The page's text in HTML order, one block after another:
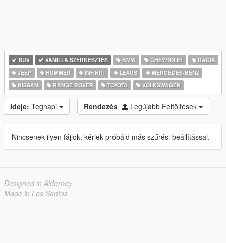
SUV VANILLA SZERKESZTÉS BMW CHEVROLET
DACIA
JEEP
HUMMER INFINITI LEXUS
MERCEDES-BENZ
NISSAN
RANGE ROVER TOYOTA VOLKSWAGEN
Ideje: Tegnapi Rendezés Legújabb Feltöltések
Nincsenek ilyen fájlok, kérlek próbáld más szűrési beállítással.
Designed in Alderney
Made in Los Santos